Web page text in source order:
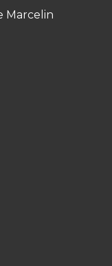
Marcelin